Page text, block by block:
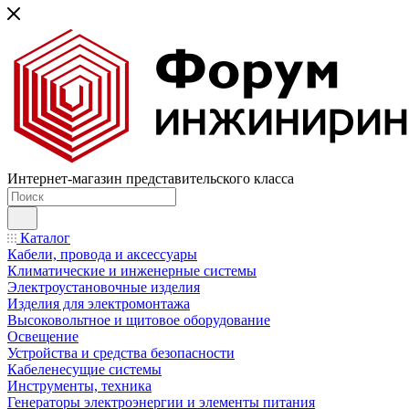
Интернет-магазин представительского класса
Каталог
Кабели, провода и аксессуары
Климатические и инженерные системы
Электроустановочные изделия
Изделия для электромонтажа
Высоковольтное и щитовое оборудование
Освещение
Устройства и средства безопасности
Кабеленесущие системы
Инструменты, техника
Генераторы электроэнергии и элементы питания